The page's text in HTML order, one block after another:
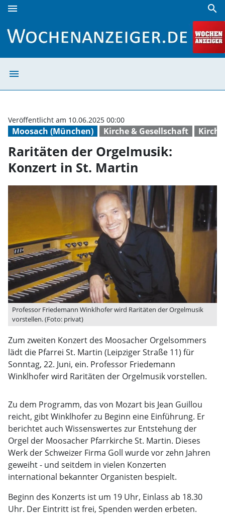
menu search
menu
Moosach (München) Kirche & Gesellschaft
Veröffentlicht am 10.06.2025 00:00
Raritäten der Orgelmusik:
Konzert in St. Martin
Professor Friedemann Winklhofer wird Raritäten der Orgelmusik
vorstellen. (Foto: privat)
Zum zweiten Konzert des Moosacher Orgelsommers
lädt die Pfarrei St. Martin (Leipziger Straße 11) für
Sonntag, 22. Juni, ein. Professor Friedemann
Winklhofer wird Raritäten der Orgelmusik vorstellen.
Zu dem Programm, das von Mozart bis Jean Guillou
reicht, gibt Winklhofer zu Beginn eine Einführung. Er
berichtet auch Wissenswertes zur Entstehung der
Orgel der Moosacher Pfarrkirche St. Martin. Dieses
Werk der Schweizer Firma Goll wurde vor zehn Jahren
geweiht - und seitdem in vielen Konzerten
international bekannter Organisten bespielt.
Beginn des Konzerts ist um 19 Uhr, Einlass ab 18.30
Uhr. Der Eintritt ist frei, Spenden werden erbeten.